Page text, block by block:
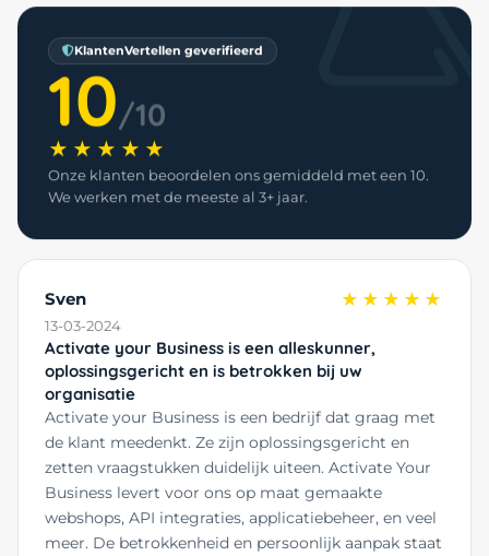
KlantenVertellen geverifieerd
10/10
★★★★★
Onze klanten beoordelen ons gemiddeld met een 10.
We werken met de meeste al 3+ jaar.
Sven
13-03-2024
★★★★★
Activate your Business is een alleskunner,
oplossingsgericht en is betrokken bij uw
organisatie
Activate your Business is een bedrijf dat graag met
de klant meedenkt. Ze zijn oplossingsgericht en
zetten vraagstukken duidelijk uiteen. Activate Your
Business levert voor ons op maat gemaakte
webshops, API integraties, applicatiebeheer, en veel
meer. De betrokkenheid en persoonlijk aanpak staat